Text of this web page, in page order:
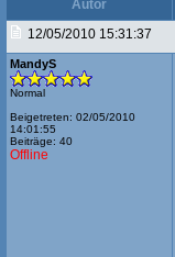
Autor
12/05/2010 15:31:37
MandyS
Normal
Beigetreten: 02/05/2010
14:01:55
Beiträge: 40
Offline